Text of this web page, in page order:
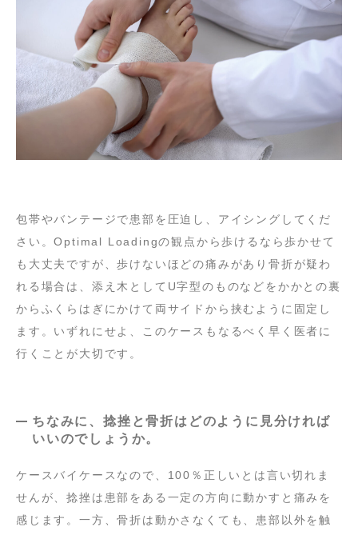
包帯やバンテージで患部を圧迫し、アイシングしてくだ
さい。Optimal Loadingの観点から歩けるなら歩かせて
も大丈夫ですが、歩けないほどの痛みがあり骨折が疑わ
れる場合は、添え木としてU字型のものなどをかかとの裏
からふくらはぎにかけて両サイドから挟むように固定し
ます。いずれにせよ、このケースもなるべく早く医者に
行くことが大切です。
ちなみに、捻挫と骨折はどのように見分ければ
いいのでしょうか。
ケースバイケースなので、100％正しいとは言い切れま
せんが、捻挫は患部をある一定の方向に動かすと痛みを
感じます。一方、骨折は動かさなくても、患部以外を触